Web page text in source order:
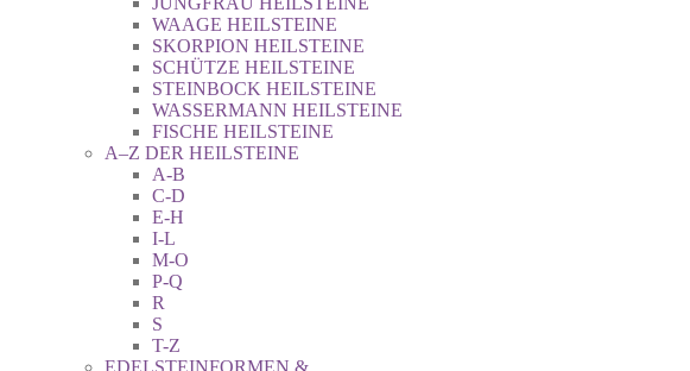
WAAGE HEILSTEINE
SKORPION HEILSTEINE
SCHÜTZE HEILSTEINE
STEINBOCK HEILSTEINE
WASSERMANN HEILSTEINE
FISCHE HEILSTEINE
A–Z DER HEILSTEINE
A-B
C-D
E-H
I-L
M-O
P-Q
R
S
T-Z
EDELSTEINFORMEN &